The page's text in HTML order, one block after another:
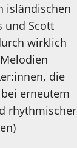
isländischen
und Scott
wirklich
die
erneutem
rhythmischer